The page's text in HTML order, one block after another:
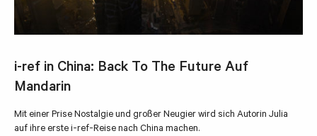
i-ref in China: Back To The Future Auf
Mandarin
Mit einer Prise Nostalgie und großer Neugier wird sich Autorin Julia
auf ihre erste i-ref-Reise nach China machen.